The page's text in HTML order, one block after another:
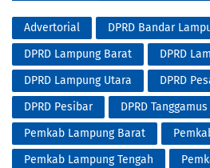
Advertorial DPRD Bandar
DPRD Lampung Barat
DPRD
DPRD Lampung Utara
DPRD
DPRD Pesibar
DPRD Tanggamus
Pemkab Lampung Barat
Pemkab Lampung Tengah